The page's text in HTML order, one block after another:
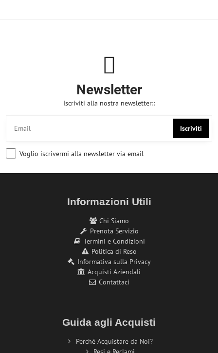
Newsletter
Iscriviti alla nostra newsletter::
Iscriviti
Voglio iscrivermi alla newsletter via email
Informazioni Utili
Chi Siamo
Prenota Servizio
Termini e Condizioni
Politica di Reso
Informativa sulla Privacy
Acquisti Aziendali
Contattaci
Guida agli Acquisti
Perché Acquistare da Noi?